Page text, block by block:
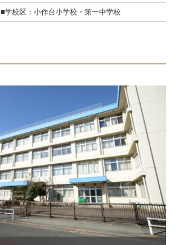
■学校区：小作台小学校・第一中学校